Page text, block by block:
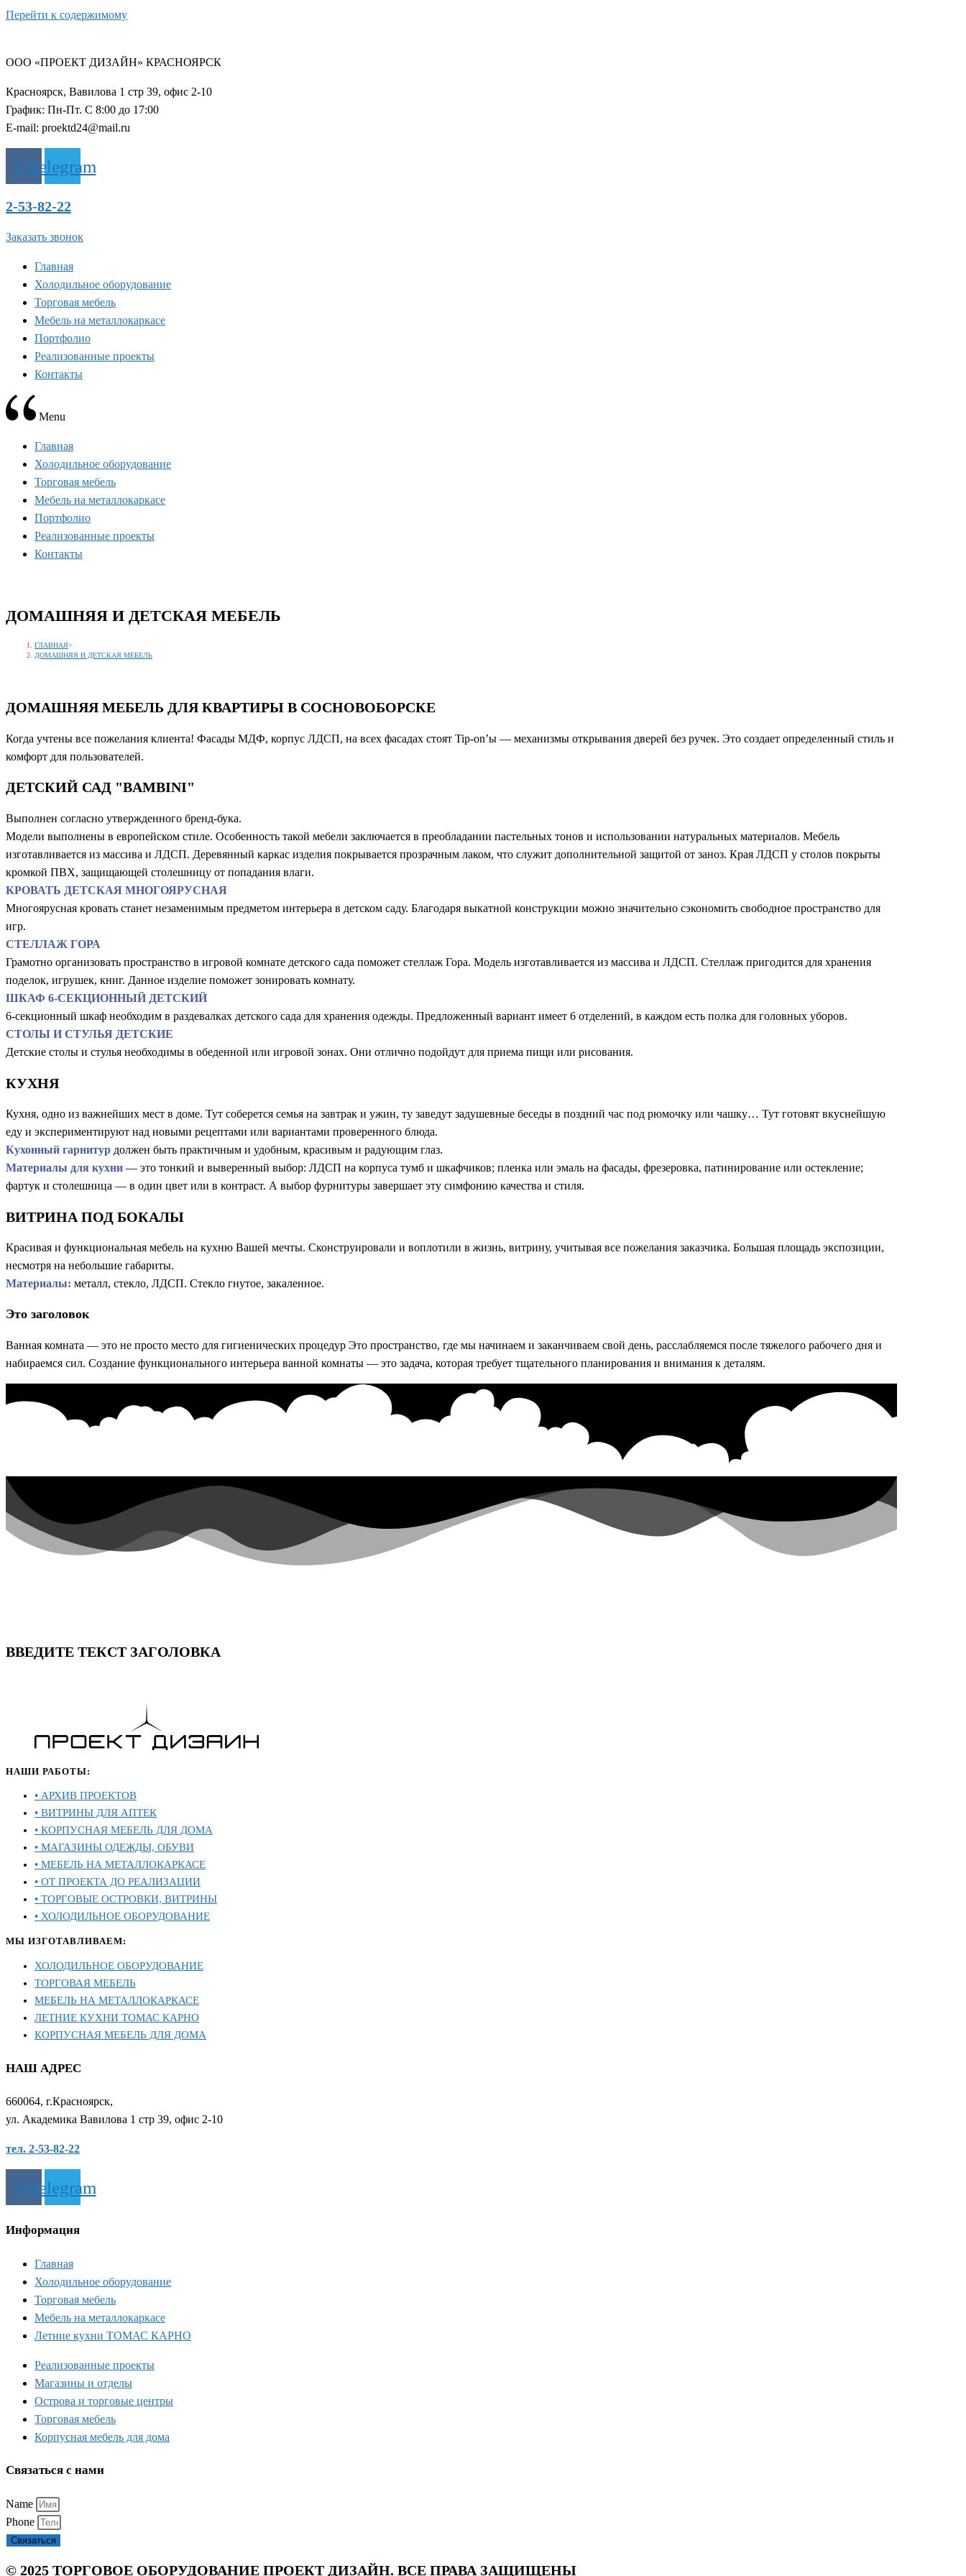
Перейти к содержимому
ООО «ПРОЕКТ ДИЗАЙН» КРАСНОЯРСК
Красноярск, Вавилова 1 стр 39, офис 2-10
График: Пн-Пт. С 8:00 до 17:00
E-mail: proektd24@mail.ru
VkTelegram
2-53-82-22
Заказать звонок
Главная
Холодильное оборудование
Торговая мебель
Мебель на металлокаркасе
Портфолио
Реализованные проекты
Контакты
Menu
Главная
Холодильное оборудование
Торговая мебель
Мебель на металлокаркасе
Портфолио
Реализованные проекты
Контакты
ДОМАШНЯЯ И ДЕТСКАЯ МЕБЕЛЬ
ГЛАВНАЯ>
ДОМАШНЯЯ И ДЕТСКАЯ МЕБЕЛЬ
ДОМАШНЯЯ МЕБЕЛЬ ДЛЯ КВАРТИРЫ В СОСНОВОБОРСКЕ
Когда учтены все пожелания клиента! Фасады МДФ, корпус ЛДСП, на всех фасадах стоят Tip-on’ы — механизмы открывания дверей без ручек. Это создает определенный стиль и
комфорт для пользователей.
ДЕТСКИЙ САД "BAMBINI"
Выполнен согласно утвержденного бренд-бука.
Модели выполнены в европейском стиле. Особенность такой мебели заключается в преобладании пастельных тонов и использовании натуральных материалов. Мебель
изготавливается из массива и ЛДСП. Деревянный каркас изделия покрывается прозрачным лаком, что служит дополнительной защитой от заноз. Края ЛДСП у столов покрыты
кромкой ПВХ, защищающей столешницу от попадания влаги.
КРОВАТЬ ДЕТСКАЯ МНОГОЯРУСНАЯ
Многоярусная кровать станет незаменимым предметом интерьера в детском саду. Благодаря выкатной конструкции можно значительно сэкономить свободное пространство для
игр.
СТЕЛЛАЖ ГОРА
Грамотно организовать пространство в игровой комнате детского сада поможет стеллаж Гора. Модель изготавливается из массива и ЛДСП. Стеллаж пригодится для хранения
поделок, игрушек, книг. Данное изделие поможет зонировать комнату.
ШКАФ 6-СЕКЦИОННЫЙ ДЕТСКИЙ
6-секционный шкаф необходим в раздевалках детского сада для хранения одежды. Предложенный вариант имеет 6 отделений, в каждом есть полка для головных уборов.
СТОЛЫ И СТУЛЬЯ ДЕТСКИЕ
Детские столы и стулья необходимы в обеденной или игровой зонах. Они отлично подойдут для приема пищи или рисования.
КУХНЯ
Кухня, одно из важнейших мест в доме. Тут соберется семья на завтрак и ужин, ту заведут задушевные беседы в поздний час под рюмочку или чашку… Тут готовят вкуснейшую
еду и экспериментируют над новыми рецептами или вариантами проверенного блюда.
Кухонный гарнитур должен быть практичным и удобным, красивым и радующим глаз.
Материалы для кухни — это тонкий и выверенный выбор: ЛДСП на корпуса тумб и шкафчиков; пленка или эмаль на фасады, фрезеровка, патинирование или остекление;
фартук и столешница — в один цвет или в контраст. А выбор фурнитуры завершает эту симфонию качества и стиля.
ВИТРИНА ПОД БОКАЛЫ
Красивая и функциональная мебель на кухню Вашей мечты. Сконструировали и воплотили в жизнь, витрину, учитывая все пожелания заказчика. Большая площадь экспозиции,
несмотря на небольшие габариты.
Материалы: металл, стекло, ЛДСП. Стекло гнутое, закаленное.
Это заголовок
Ванная комната — это не просто место для гигиенических процедур Это пространство, где мы начинаем и заканчиваем свой день, расслабляемся после тяжелого рабочего дня и
набираемся сил. Создание функционального интерьера ванной комнаты — это задача, которая требует тщательного планирования и внимания к деталям.
ВВЕДИТЕ ТЕКСТ ЗАГОЛОВКА
НАШИ РАБОТЫ:
• АРХИВ ПРОЕКТОВ
• ВИТРИНЫ ДЛЯ АПТЕК
• КОРПУСНАЯ МЕБЕЛЬ ДЛЯ ДОМА
• МАГАЗИНЫ ОДЕЖДЫ, ОБУВИ
• МЕБЕЛЬ НА МЕТАЛЛОКАРКАСЕ
• ОТ ПРОЕКТА ДО РЕАЛИЗАЦИИ
• ТОРГОВЫЕ ОСТРОВКИ, ВИТРИНЫ
• ХОЛОДИЛЬНОЕ ОБОРУДОВАНИЕ
МЫ ИЗГОТАВЛИВАЕМ:
ХОЛОДИЛЬНОЕ ОБОРУДОВАНИЕ
ТОРГОВАЯ МЕБЕЛЬ
МЕБЕЛЬ НА МЕТАЛЛОКАРКАСЕ
ЛЕТНИЕ КУХНИ ТОМАС КАРНО
КОРПУСНАЯ МЕБЕЛЬ ДЛЯ ДОМА
НАШ АДРЕС
660064, г.Красноярск,
ул. Академика Вавилова 1 стр 39, офис 2-10
тел. 2-53-82-22
VkTelegram
Информация
Главная
Холодильное оборудование
Торговая мебель
Мебель на металлокаркасе
Летние кухни ТОМАС КАРНО
Реализованные проекты
Магазины и отделы
Острова и торговые центры
Торговая мебель
Корпусная мебель для дома
Связаться с нами
Name
Phone
Связаться
© 2025 ТОРГОВОЕ ОБОРУДОВАНИЕ ПРОЕКТ ДИЗАЙН. ВСЕ ПРАВА ЗАЩИЩЕНЫ